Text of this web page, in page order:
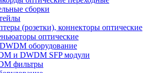
сборки
(розетки), коннекторы оптические
оптические
оборудование
и DWDM SFP модули
фильтры